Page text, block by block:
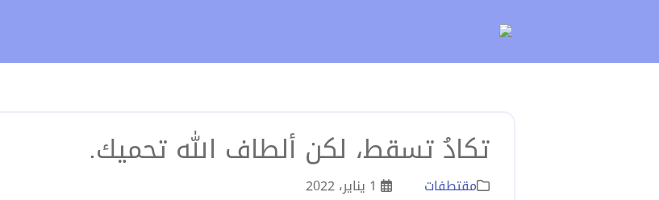
تكادُ تسقط، لكن ألطاف الله تحميك.
مقتطفات